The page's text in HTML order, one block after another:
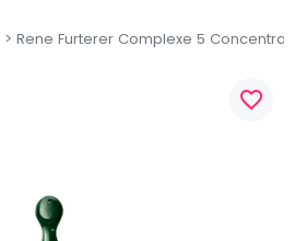
Rene Furterer Complexe 5
favorite_border